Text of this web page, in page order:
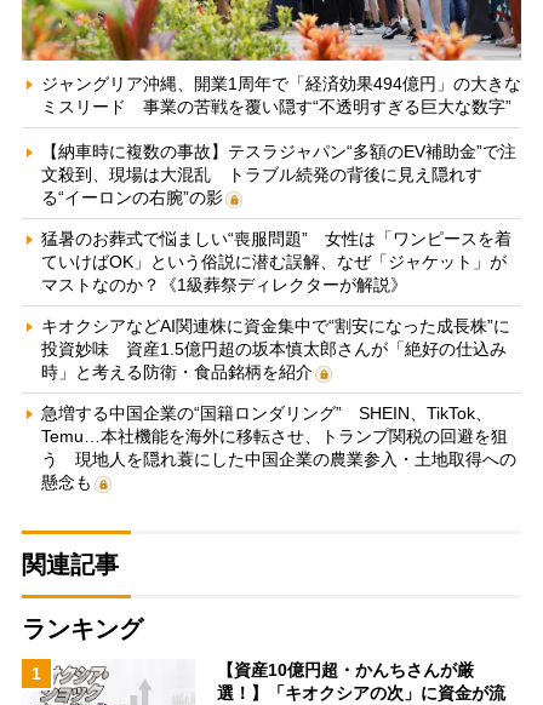
ジャングリア沖縄、開業1周年で「経済効果494億円」の大きな
ミスリード 事業の苦戦を覆い隠す“不透明すぎる巨大な数字”
【納車時に複数の事故】テスラジャパン“多額のEV補助金”で注
文殺到、現場は大混乱 トラブル続発の背後に見え隠れす
る“イーロンの右腕”の影
猛暑のお葬式で悩ましい“喪服問題” 女性は「ワンピースを着
ていけばOK」という俗説に潜む誤解、なぜ「ジャケット」が
マストなのか？《1級葬祭ディレクターが解説》
キオクシアなどAI関連株に資金集中で“割安になった成長株”に
投資妙味 資産1.5億円超の坂本慎太郎さんが「絶好の仕込み
時」と考える防衛・食品銘柄を紹介
急増する中国企業の“国籍ロンダリング” SHEIN、TikTok、
Temu…本社機能を海外に移転させ、トランプ関税の回避を狙
う 現地人を隠れ蓑にした中国企業の農業参入・土地取得への
懸念も
関連記事
ランキング
1
【資産10億円超・かんちさんが厳
選！】「キオクシアの次」に資金が流